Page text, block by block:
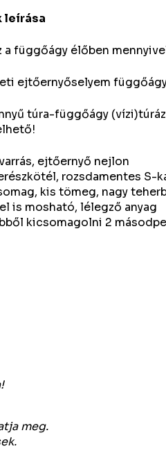
leírása
a függőágy élőben
ejtőernyőselyem
túra-függőágy
ejtőernyő nejlon
rozsdamentes S-
kis tömeg, nagy
is mosható, lélegző anyag
kicsomagolni 2
meg.